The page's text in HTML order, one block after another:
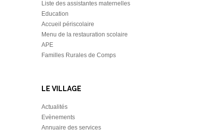
Liste des assistantes maternelles
Education
Accueil périscolaire
Menu de la restauration scolaire
APE
Familles Rurales de Comps
LE VILLAGE
Actualités
Evènements
Annuaire des services